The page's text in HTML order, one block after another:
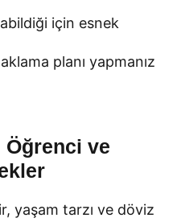
için esnek
planı yapmanız
Öğrenci ve
yaşam tarzı ve döviz